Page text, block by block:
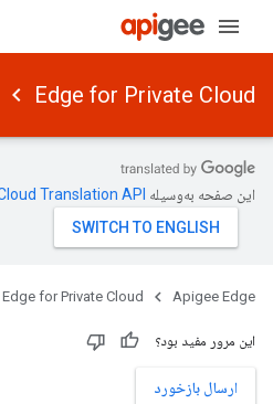
Edge for Private Cloud
این صفحه به‌وسیله
Apigee Edge
Edge for Private Cloud
این مرور مفید بود؟
ارسال بازخورد